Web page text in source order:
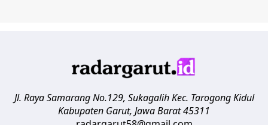
Jl. Raya Samarang No.129, Sukagalih Kec. Tarogong Kidul
Kabupaten Garut, Jawa Barat45311